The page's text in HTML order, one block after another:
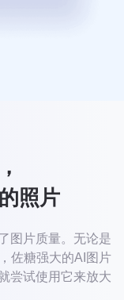
照片
图片质量。无论是
佐糖强大的AI图片
尝试使用它来放大